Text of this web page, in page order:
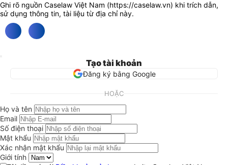
Ghi rõ nguồn Caselaw Việt Nam (https://caselaw.vn) khi trích dẫn,
sử dụng thông tin, tài liệu từ địa chỉ này.
Tạo tài khoản
Đăng ký bằng Google
HOẶC
Họ và tên
Email
Số điện thoại
Mật khẩu
Xác nhận mật khẩu
Giới tính